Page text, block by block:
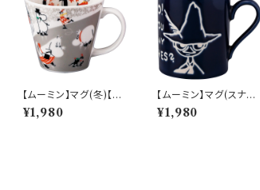
【ムーミン】マグ(冬)【M
M9600】MM9604-1
1
¥1,980
【ムーミン】マグ(スナフ
キン）【MM9000】M
M9003-11
¥1,980